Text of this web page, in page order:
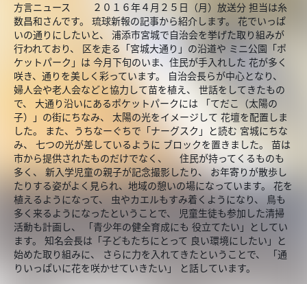
方言ニュース ２０１６年４月２５日（月）放送分 担当は糸
数昌和さんです。 琉球新報の記事から紹介します。 花でいっぱ
いの通りにしたいと、 浦添市宮城で自治会を挙げた取り組みが
行われており、 区を走る「宮城大通り」の沿道や ミニ公園「ポ
ケットパーク」は 今月下旬のいま、住民が手入れした 花が多く
咲き、通りを美しく彩っています。 自治会長らが中心となり、
婦人会や老人会などと協力して苗を植え、 世話をしてきたもの
で、 大通り沿いにあるポケットパークには 「てだこ（太陽の
子）」の街にちなみ、 太陽の光をイメージして 花壇を配置しま
した。 また、うちなーぐちで「ナーグスク」と読む 宮城にちな
み、 七つの光が差しているように ブロックを置きました。 苗は
市から提供されたものだけでなく、 住民が持ってくるものも
多く、 新入学児童の親子が記念撮影したり、 お年寄りが散歩し
たりする姿がよく見られ、地域の憩いの場になっています。 花を
植えるようになって、 虫やカエルもすみ着くようになり、 鳥も
多く来るようになったということで、 児童生徒も参加した清掃
活動も計画し、 「青少年の健全育成にも 役立てたい」としてい
ます。 知名会長は「子どもたちにとって 良い環境にしたい」と
始めた取り組みに、 さらに力を入れてきたということで、 「通
りいっぱいに花を咲かせていきたい」 と話しています。